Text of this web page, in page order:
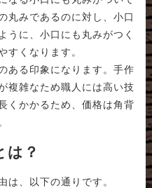
丸みであるのに対し、小口
うに、小口にも丸みがつく
すくなります。
ある印象になります。手作
複雑なため職人には高い技
くかかるため、価格は角背
は？
は、以下の通りです。